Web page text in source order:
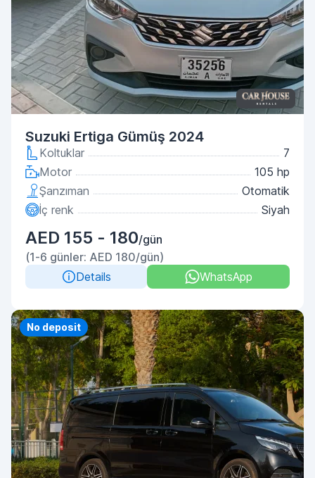
Suzuki Ertiga Gümüş 2024
Koltuklar
7
Motor
105 hp
Şanzıman
Otomatik
İç renk
Siyah
AED 155 - 180/gün
(1-6 günler: AED 180/gün)
Details
WhatsApp
No deposit